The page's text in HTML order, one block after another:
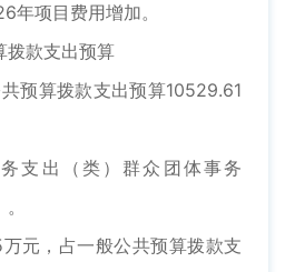
年项目费用增加。
款支出预算
算拨款支出预算10529.61
出（类）群众团体事务
，占一般公共预算拨款支